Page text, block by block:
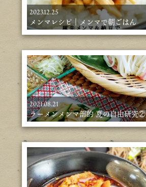
2023.12.25
メンマレシピ｜メンマで朝ごはん
2021.08.21
ラーメンメンマ部的 夏の自由研究②